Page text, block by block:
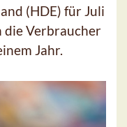
(HDE) für Juli
die Verbraucher
Jahr.